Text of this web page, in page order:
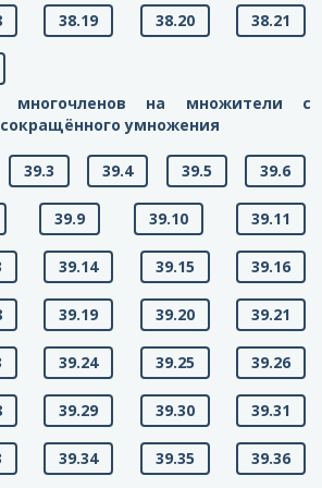
38.19 38.20 38.21
многочленов на множители с
умножения
39.3 39.4 39.5 39.6
39.9 39.10 39.11
39.14 39.15 39.16
39.19 39.20 39.21
39.24 39.25 39.26
39.29 39.30 39.31
39.34 39.35 39.36